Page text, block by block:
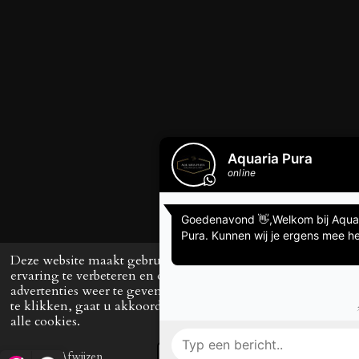
Deze website maakt gebruik van cookies om uw
ervaring te verbeteren en op maat gemaakte
advertenties weer te geven. Door op ‘Accepteren’
te klikken, gaat u akkoord met het gebruik van
alle cookies.